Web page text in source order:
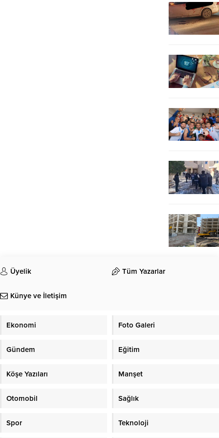
Üyelik Tüm Yazarlar
Künye ve İletişim
Ekonomi Foto Galeri
Gündem Eğitim
Köşe Yazıları Manşet
Otomobil Sağlık
Spor Teknoloji